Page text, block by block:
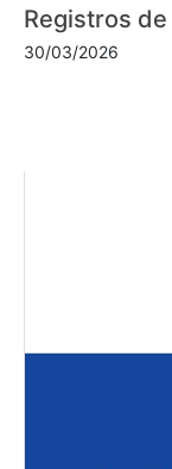
Registros
30/03/2026